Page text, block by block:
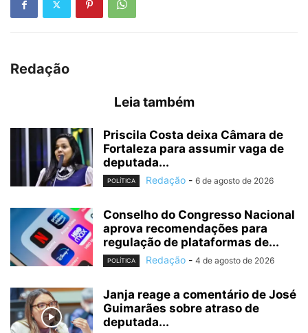
Redação
Leia também
Priscila Costa deixa Câmara de
Fortaleza para assumir vaga de
deputada...
POLÍTICA Redação - 6 de agosto de 2026
Conselho do Congresso Nacional
aprova recomendações para
regulação de plataformas de...
POLÍTICA Redação - 4 de agosto de 2026
Janja reage a comentário de José
Guimarães sobre atraso de
deputada...